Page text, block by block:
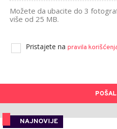
Možete da ubacite do 3
više od 25 MB.
Pristajete na pravila
NAJNOVIJE